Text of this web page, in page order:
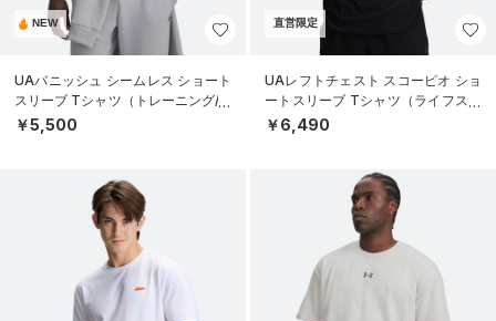
NEW
UAバニッシュ シームレス ショート
スリーブ Tシャツ（トレーニング/M
EN）
￥5,500
直営限定
UAレフトチェスト スコーピオ ショ
ートスリーブ Tシャツ（ライフスタ
イル/MEN）
￥6,490